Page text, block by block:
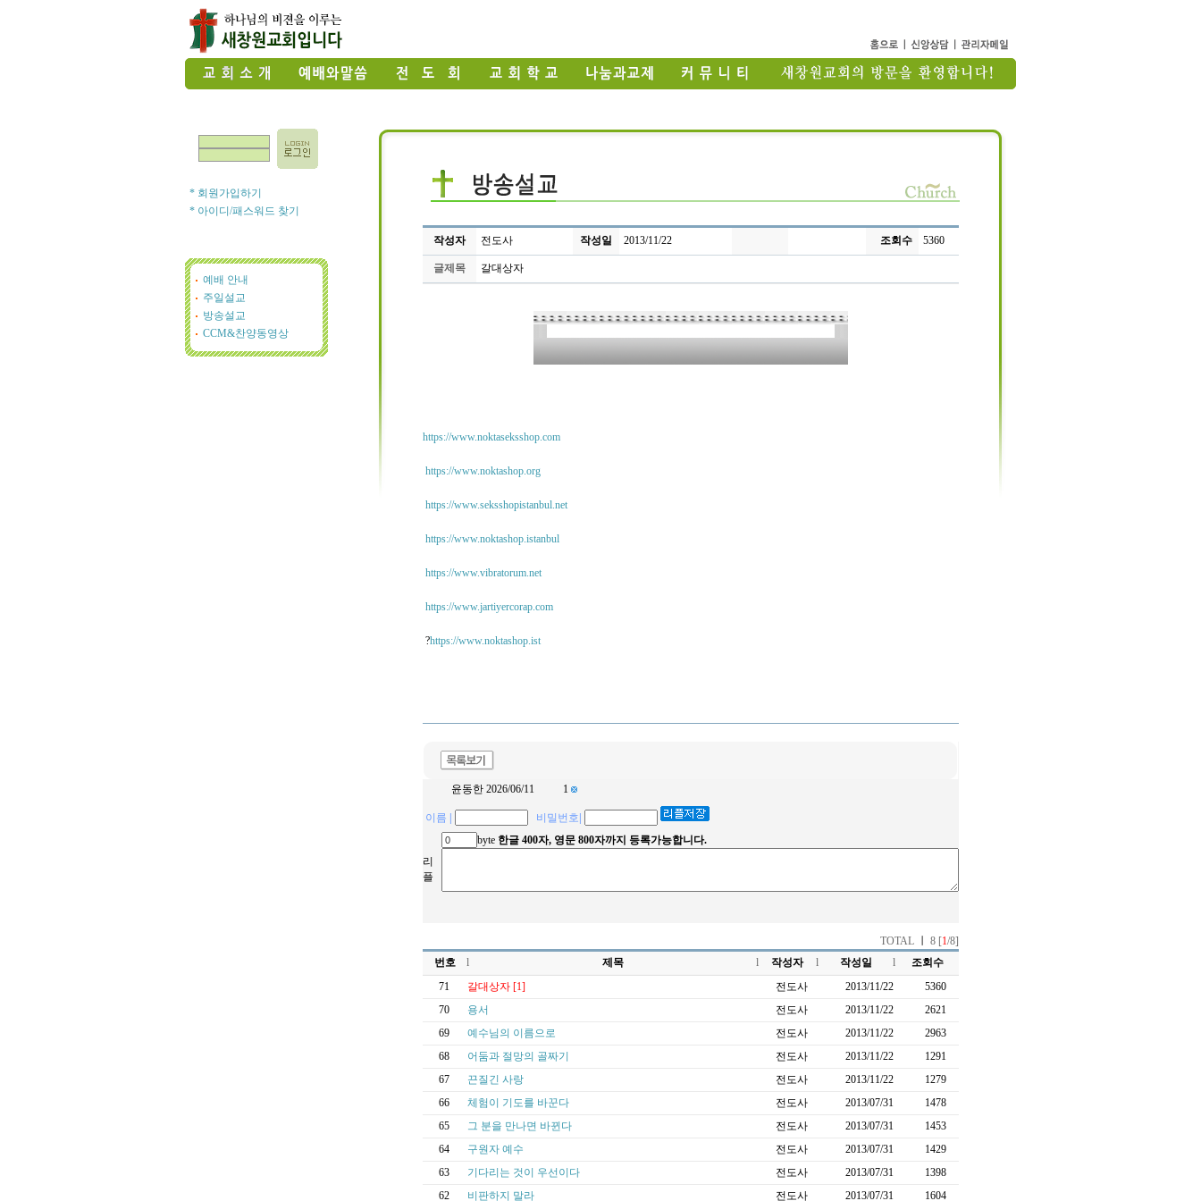
* 회원가입하기
* 아이디/패스워드 찾기
예배 안내
주일설교
방송설교
CCM&찬양동영상
작성자 전도사 작성일 2013/11/22 조회수 5360
글제목 갈대상자
https://www.noktaseksshop.com
https://www.noktashop.org
https://www.seksshopistanbul.net
https://www.noktashop.istanbul
https://www.vibratorum.net
https://www.jartiyercorap.com
?https://www.noktashop.ist
윤동한 2026/06/11 1
이름 비밀번호
byte 한글 400자, 영문 800자까지 등록가능합니다.
리
플
TOTAL 8 [1/8]
번호
l 제목 l 작성자 l 작성일 l
조회수
71
갈대상자 [1] 전도사 2013/11/22
5360
70
용서 전도사 2013/11/22
2621
69
예수님의 이름으로 전도사 2013/11/22
2963
68
어둠과 절망의 골짜기 전도사 2013/11/22
1291
67
끈질긴 사랑 전도사 2013/11/22
1279
66
체험이 기도를 바꾼다 전도사 2013/07/31
1478
65
그 분을 만나면 바뀐다 전도사 2013/07/31
1453
64
구원자 예수 전도사 2013/07/31
1429
63
기다리는 것이 우선이다 전도사 2013/07/31
1398
62
비판하지 말라 전도사 2013/07/31 1604